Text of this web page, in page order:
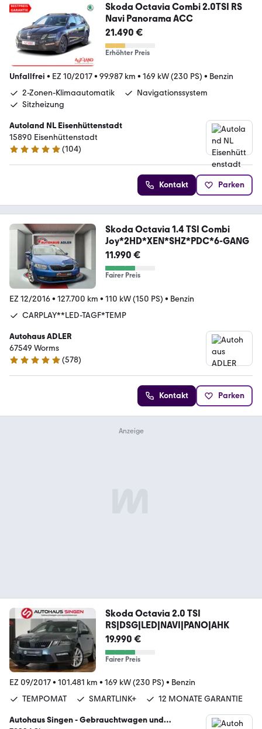
Skoda Octavia Combi 2.0TSI RS
Navi Panorama ACC
21.490 €
Erhöhter Preis
Unfallfrei • EZ 10/2017• 99.987 km • 169 kW (230 PS) • Benzin
2-Zonen-Klimaautomatik
Navigationssystem
Sitzheizung
Autoland NL Eisenhüttenstadt
15890 Eisenhüttenstadt
4.8 Sterne
(104)
Kontakt Parken
Skoda Octavia 1.4 TSI Combi
Joy*2HD*XEN*SHZ*PDC*6-GANG
11.990 €
Fairer Preis
EZ 12/2016• 127.700 km • 110 kW (150 PS) • Benzin
CARPLAY**LED-TAGF*TEMP
Autohaus ADLER
67549 Worms
4.9 Sterne
(578)
Kontakt Parken
Skoda Octavia 2.0 TSI
RS|DSG|LED|NAVI|PANO|AHK
19.990 €
Fairer Preis
EZ 09/2017• 101.481 km • 169 kW (230 PS) • Benzin
TEMPOMAT
SMARTLINK+ 12 MONATE GARANTIE
Autohaus Singen - Gebrauchtwagen und